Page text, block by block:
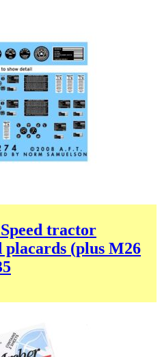
tractor
placards (plus M26